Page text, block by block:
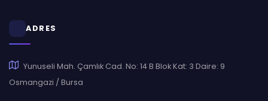
ADRES
Yunuseli Mah. Çamlık Cad. No: 14 B Blok Kat: 3 Daire: 9
Osmangazi / Bursa